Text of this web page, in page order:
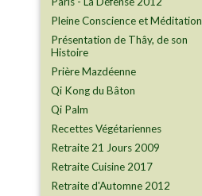
Pleine Conscience et Méditation
Présentation de Thây, de son
Histoire
Prière Mazdéenne
Qi Kong du Bâton
Qi Palm
Recettes Végétariennes
Retraite 21 Jours 2009
Retraite Cuisine 2017
Retraite d'Automne 2012